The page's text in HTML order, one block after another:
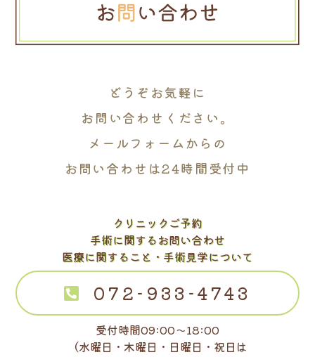
どうぞお気軽に
お問い合わせください。
メールフォームからの
お問い合わせは24時間受付中
クリニックご予約
手術に関するお問い合わせ
医療に関すること・手術見学について
072-933-4743
受付時間09:00～18:00
（水曜日・木曜日・日曜日・祝日は